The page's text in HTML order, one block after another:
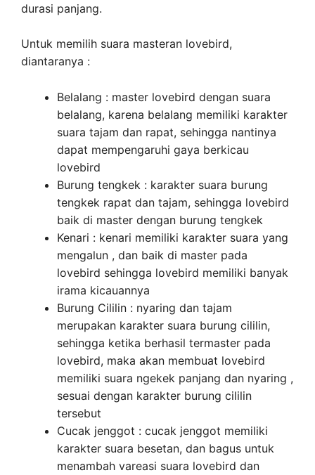
durasi panjang.
Untuk memilih suara masteran lovebird,
diantaranya :
Belalang : master lovebird dengan suara
belalang, karena belalang memiliki karakter
suara tajam dan rapat, sehingga nantinya
dapat mempengaruhi gaya berkicau
lovebird
Burung tengkek : karakter suara burung
tengkek rapat dan tajam, sehingga lovebird
baik di master dengan burung tengkek
Kenari : kenari memiliki karakter suara yang
mengalun , dan baik di master pada
lovebird sehingga lovebird memiliki banyak
irama kicauannya
Burung Cililin : nyaring dan tajam
merupakan karakter suara burung cililin,
sehingga ketika berhasil termaster pada
lovebird, maka akan membuat lovebird
memiliki suara ngekek panjang dan nyaring ,
sesuai dengan karakter burung cililin
tersebut
Cucak jenggot : cucak jenggot memiliki
karakter suara besetan, dan bagus untuk
menambah vareasi suara lovebird dan